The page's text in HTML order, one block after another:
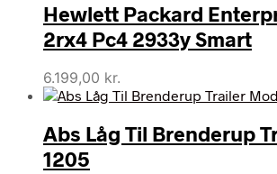
Hewlett Packard
2rx4 Pc4 2933y Smart
6.199,00 kr.
Abs Låg Til Brenderup
1205